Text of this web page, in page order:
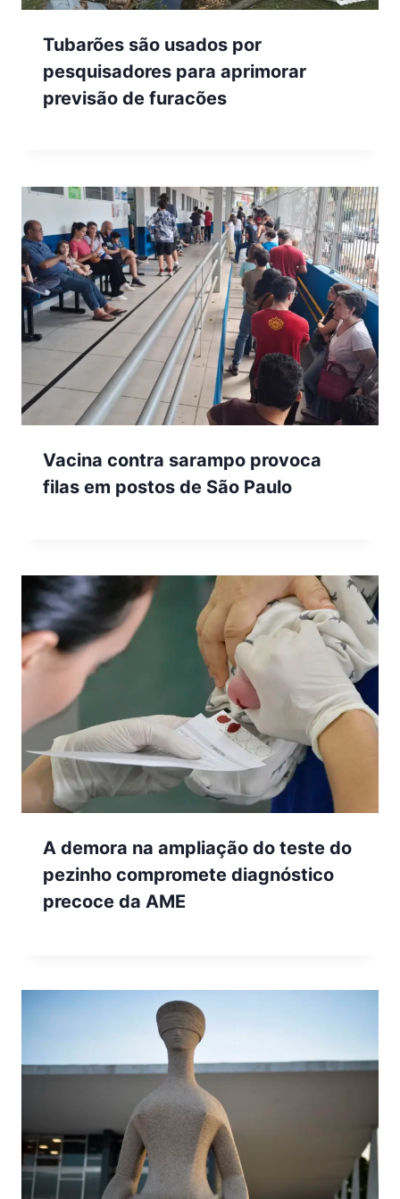
Tubarões são usados por
pesquisadores para aprimorar
previsão de furacões
Vacina contra sarampo provoca
filas em postos de São Paulo
A demora na ampliação do teste do
pezinho compromete diagnóstico
precoce da AME